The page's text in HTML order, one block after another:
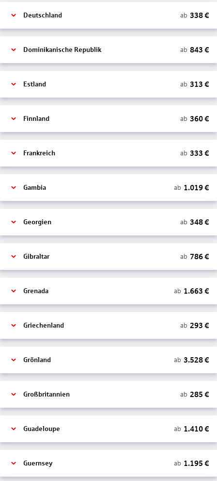
Deutschland ab 338€
Dominikanische Republik ab 843 €
Estland ab 313 €
Finnland ab 360€
Frankreich ab 333 €
Gambia ab 1.019€
Georgien ab 348€
Gibraltar ab 786€
Grenada ab 1.663 €
Griechenland ab 293 €
Grönland ab 3.528€
Großbritannien ab 285 €
Guadeloupe ab 1.410€
Guernsey ab 1.195 €